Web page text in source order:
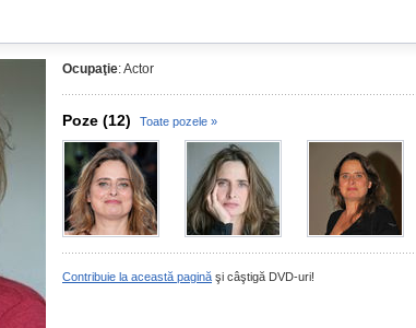
Ocupaţie: Actor
Poze (12) Toate pozele »
Contribuie la această pagină şi câştigă DVD-uri!